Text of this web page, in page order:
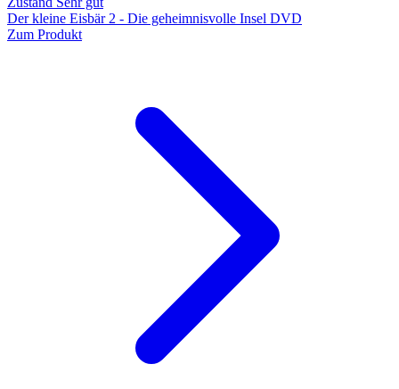
Der kleine Eisbär 2 - Die geheimnisvolle Insel DVD
Zum Produkt